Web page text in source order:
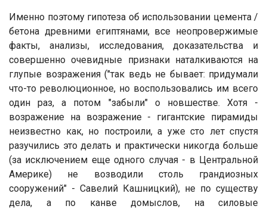
Именно поэтому гипотеза об использовании цемента /
бетона древними египтянами, все неопровержимые
факты, анализы, исследования, доказательства и
совершенно очевидные признаки наталкиваются на
глупые возражения ("так ведь не бывает: придумали
что-то революционное, но воспользовались им всего
один раз, а потом "забыли" о новшестве. Хотя -
возражение на возражение - гигантские пирамиды
неизвестно как, но построили, а уже сто лет спустя
разучились это делать и практически никогда больше
(за исключением еще одного случая - в Центральной
Америке) не возводили столь грандиозных
сооружений" - Савелий Кашницкий), не по существу
дела, а по канве домыслов, на силовые